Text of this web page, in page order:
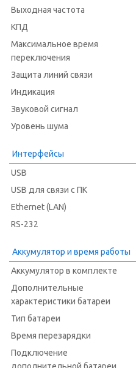
Выходная частота
КПД
Максимальное время
переключения
Защита линий связи
Индикация
Звуковой сигнал
Уровень шума
Интерфейсы
USB
USB для связи с ПК
Ethernet (LAN)
RS-232
Аккумулятор и время работы
Аккумулятор в комплекте
Дополнительные
характеристики батареи
Тип батареи
Время перезарядки
Подключение